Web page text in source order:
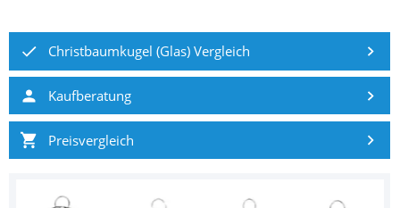
Christbaumkugel (Glas) Vergleich
Kaufberatung
Preisvergleich